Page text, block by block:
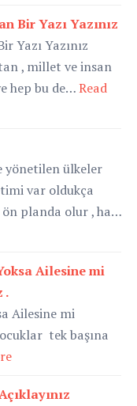
Bir Yazı Yazınız
Yazı Yazınız
, millet ve insan
hep bu de…Read
yönetilen ülkeler
var oldukça
ön planda olur , ha…
Ailesine mi
.
Ailesine mi
tek başına